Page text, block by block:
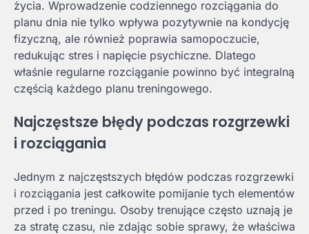
życia. Wprowadzenie codziennego rozciągania do
planu dnia nie tylko wpływa pozytywnie na kondycję
fizyczną, ale również poprawia samopoczucie,
redukując stres i napięcie psychiczne. Dlatego
właśnie regularne rozciąganie powinno być integralną
częścią każdego planu treningowego.
Najczęstsze błędy podczas rozgrzewki
i rozciągania
Jednym z najczęstszych błędów podczas rozgrzewki
i rozciągania jest całkowite pomijanie tych elementów
przed i po treningu. Osoby trenujące często uznają je
za stratę czasu, nie zdając sobie sprawy, że właściwa